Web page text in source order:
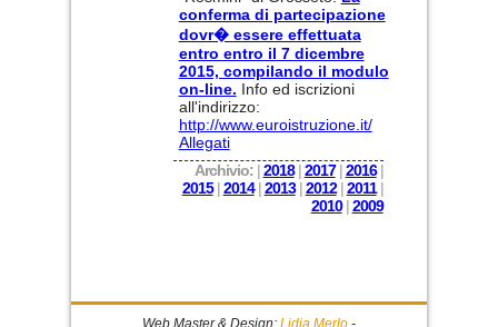
conferma di partecipazione
dovr� essere effettuata
entro entro il 7 dicembre
2015, compilando il modulo
on-line. Info ed iscrizioni
all'indirizzo:
http://www.euroistruzione.it/
Allegati
Archivio:|2018|2017|2016|
2015|2014|2013|2012|2011|
2010|2009